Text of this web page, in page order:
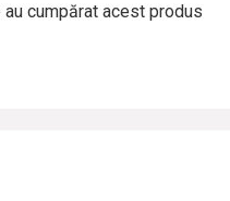
cumpărat acest produs